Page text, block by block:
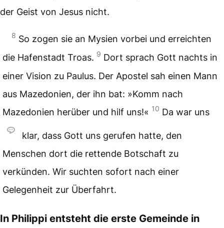
der Geist von Jesus nicht.
8 So zogen sie an Mysien vorbei und erreichten
die Hafenstadt Troas. 9 Dort sprach Gott nachts in
einer Vision zu Paulus. Der Apostel sah einen Mann
aus Mazedonien, der ihn bat: »Komm nach
Mazedonien herüber und hilf uns!« 10 Da war uns
klar, dass Gott uns gerufen hatte, den
Menschen dort die rettende Botschaft zu
verkünden. Wir suchten sofort nach einer
Gelegenheit zur Überfahrt.
In Philippi entsteht die erste Gemeinde in